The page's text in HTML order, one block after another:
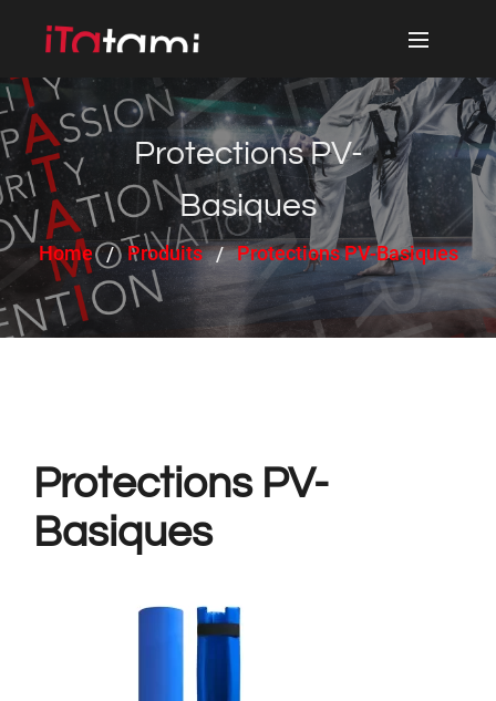
Protections PV-
Basiques
Home Produits Protections PV-Basiques
Protections PV-
Basiques